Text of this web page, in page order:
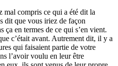
mal compris ce qui a été dit la
dit que vous iriez de façon
ça en termes de ce qui s’en vient.
c’était avant. Autrement dit, il y a
qui faisaient partie de votre
l’avoir voulu en leur être